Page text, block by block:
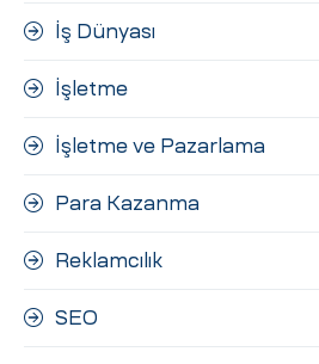
İş Dünyası
İşletme
İşletme ve Pazarlama
Para Kazanma
Reklamcılık
SEO